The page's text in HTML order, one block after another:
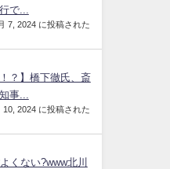
で...
7, 2024 に投稿された
？】橋下徹氏、斎
事...
10, 2024 に投稿された
くない?www北川